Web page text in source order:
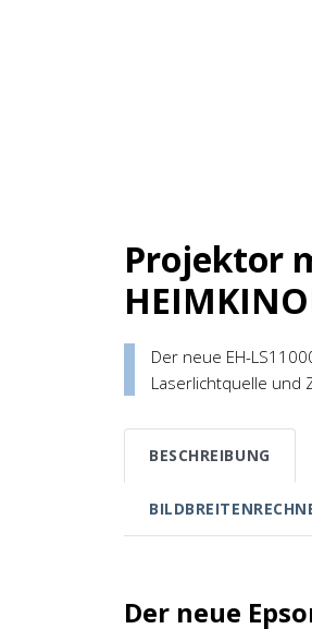
Projektor
Der neue EH-
Laserlichtquelle und
BESCHREIBUNG
Der neue